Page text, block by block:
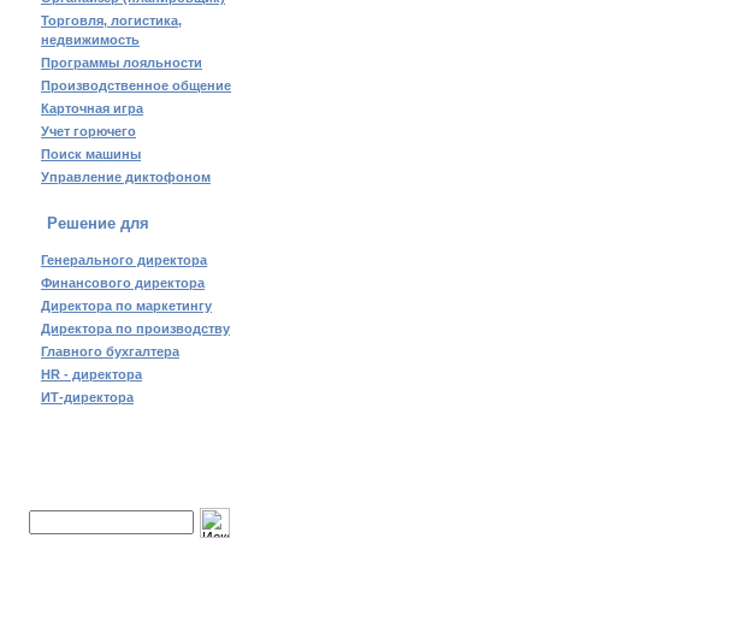
Торговля, логистика,
недвижимость
Программы лояльности
Производственное общение
Карточная игра
Учет горючего
Поиск машины
Управление диктофоном
Решение для
Генерального директора
Финансового директора
Директора по маркетингу
Директора по производству
Главного бухгалтера
HR - директора
ИТ-директора